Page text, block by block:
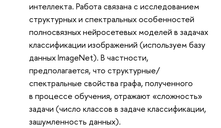
интеллекта. Работа связана с исследованием
структурных и спектральных особенностей
полносвязных нейросетевых моделей в задачах
классификации изображений (используем базу
данных ImageNet). В частности,
предполагается, что структурные/
спектральные свойства графа, полученного
в процессе обучения, отражают «сложность»
задачи (число классов в задаче классификации,
зашумленность данных).